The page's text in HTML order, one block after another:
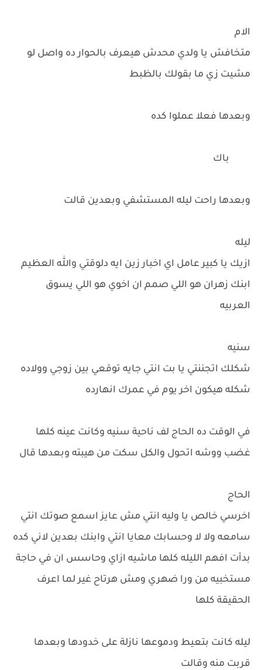
الام
متخافش يا ولدي محدش هيعرف بالحوار ده واصل لو
مشيت زي ما بقولك بالظبط
وبعدها فعلا عملوا كده
باك
وبعدها راحت ليله المستشفي وبعدين قالت
ليله
ازيك يا كبير عامل اي اخبار زين ايه دلوقتي والله العظيم
ابنك زهران هو اللي صمم ان اخوي هو اللي يسوق
العربيه
سنيه
شكلك اتجننتي يا بت انتي جايه توقعي بين زوجي وولاده
شكله هيكون اخر يوم في عمرك انهارده
في الوقت ده الحاج لف ناحية سنيه وكانت عينه كلها
غضب ووشه اتحول والكل سكت من هيبته وبعدها قال
الحاج
اخرسي خالص يا وليه انتي مش عايز اسمع صوتك انتي
سامعه ولا لا وحسابك معايا انتي وابنك بعدين لاني كده
بدأت افهم الليله كلها ماشيه ازاي وحاسس ان في حاجة
مستخبيه من ورا ضهري ومش هرتاح غير لما اعرف
الحقيقة كلها
ليله كانت بتعيط ودموعها نازلة على خدودها وبعدها
قربت منه وقالت